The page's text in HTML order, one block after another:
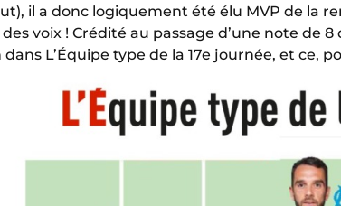
il a donc logiquement été élu MVP de la
des voix ! Crédité au passage d’une note
dans L’Équipe type de la 17e journée, et ce,